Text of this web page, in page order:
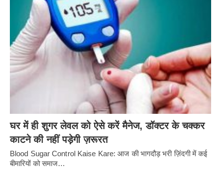
घर में ही शुगर लेवल को ऐसे करें मैनेज, डॉक्टर के चक्कर
काटने की नहीं पड़ेगी ज़रूरत
Blood Sugar Control Kaise Kare: आज की भागदौड़ भरी ज़िंदगी में कई
बीमारियों को समाज…